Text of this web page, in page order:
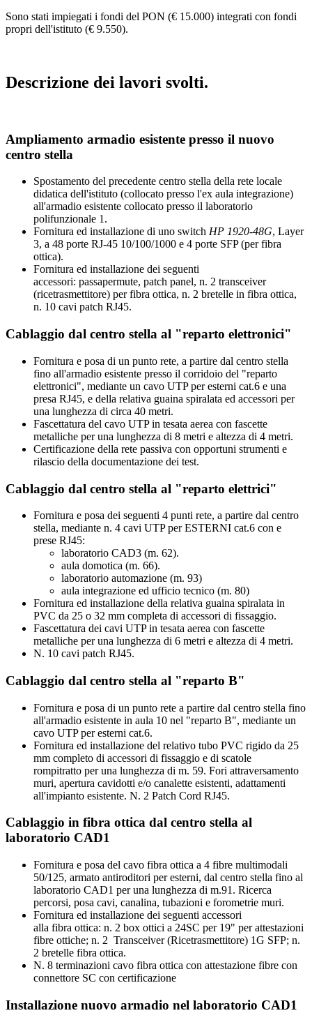
Sono stati impiegati i fondi del PON (€ 15.000) integrati con fondi
propri dell'istituto (€ 9.550).
Descrizione dei lavori svolti.
Ampliamento armadio esistente presso il nuovo
centro stella
Spostamento del precedente centro stella della rete locale
didatica dell'istituto (collocato presso l'ex aula integrazione)
all'armadio esistente collocato presso il laboratorio
polifunzionale 1.
Fornitura ed installazione di uno switch HP 1920-48G, Layer
3, a 48 porte RJ-45 10/100/1000 e 4 porte SFP (per fibra
ottica).
Fornitura ed installazione dei seguenti
accessori: passapermute, patch panel, n. 2 transceiver
(ricetrasmettitore) per fibra ottica, n. 2 bretelle in fibra ottica,
n. 10 cavi patch RJ45.
Cablaggio dal centro stella al "reparto elettronici"
Fornitura e posa di un punto rete, a partire dal centro stella
fino all'armadio esistente presso il corridoio del "reparto
elettronici", mediante un cavo UTP per esterni cat.6 e una
presa RJ45, e della relativa guaina spiralata ed accessori per
una lunghezza di circa 40 metri.
Fascettatura del cavo UTP in tesata aerea con fascette
metalliche per una lunghezza di 8 metri e altezza di 4 metri.
Certificazione della rete passiva con opportuni strumenti e
rilascio della documentazione dei test.
Cablaggio dal centro stella al "reparto elettrici"
Fornitura e posa dei seguenti 4 punti rete, a partire dal centro
stella, mediante n. 4 cavi UTP per ESTERNI cat.6 con e
prese RJ45:
laboratorio CAD3 (m. 62).
aula domotica (m. 66).
laboratorio automazione (m. 93)
aula integrazione ed ufficio tecnico (m. 80)
Fornitura ed installazione della relativa guaina spiralata in
PVC da 25 o 32 mm completa di accessori di fissaggio.
Fascettatura dei cavi UTP in tesata aerea con fascette
metalliche per una lunghezza di 6 metri e altezza di 4 metri.
N. 10 cavi patch RJ45.
Cablaggio dal centro stella al "reparto B"
Fornitura e posa di un punto rete a partire dal centro stella fino
all'armadio esistente in aula 10 nel "reparto B", mediante un
cavo UTP per esterni cat.6.
Fornitura ed installazione del relativo tubo PVC rigido da 25
mm completo di accessori di fissaggio e di scatole
rompitratto per una lunghezza di m. 59. Fori attraversamento
muri, apertura cavidotti e/o canalette esistenti, adattamenti
all'impianto esistente. N. 2 Patch Cord RJ45.
Cablaggio in fibra ottica dal centro stella al
laboratorio CAD1
Fornitura e posa del cavo fibra ottica a 4 fibre multimodali
50/125, armato antiroditori per esterni, dal centro stella fino al
laboratorio CAD1 per una lunghezza di m.91. Ricerca
percorsi, posa cavi, canalina, tubazioni e forometrie muri.
Fornitura ed installazione dei seguenti accessori
alla fibra ottica: n. 2 box ottici a 24SC per 19" per attestazioni
fibre ottiche; n. 2 Transceiver (Ricetrasmettitore) 1G SFP; n.
2 bretelle fibra ottica.
N. 8 terminazioni cavo fibra ottica con attestazione fibre con
connettore SC con certificazione
Installazione nuovo armadio nel laboratorio CAD1